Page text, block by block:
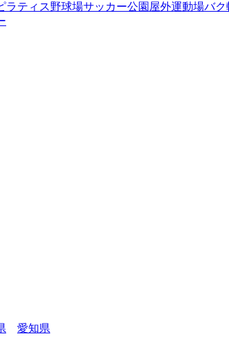
ラティス野球場サッカー公園 屋外運動場バク
愛知県